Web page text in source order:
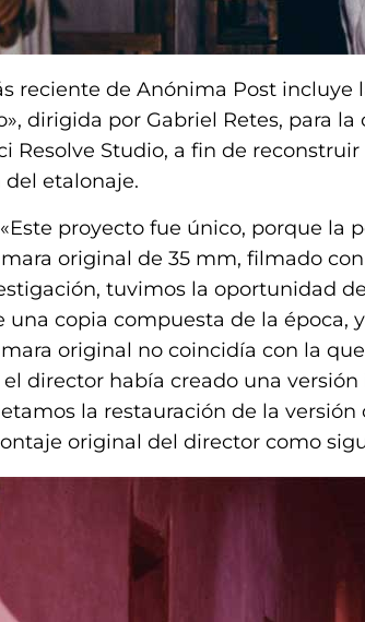
reciente de Anónima Post incluye
dirigida por Gabriel Retes, para
Resolve Studio, a fin de
del etalonaje.
proyecto fue único, porque la
original de 35 mm, filmado
tuvimos la oportunidad
una copia compuesta de la época,
original no coincidía con la
director había creado una
la restauración de la
original del director como